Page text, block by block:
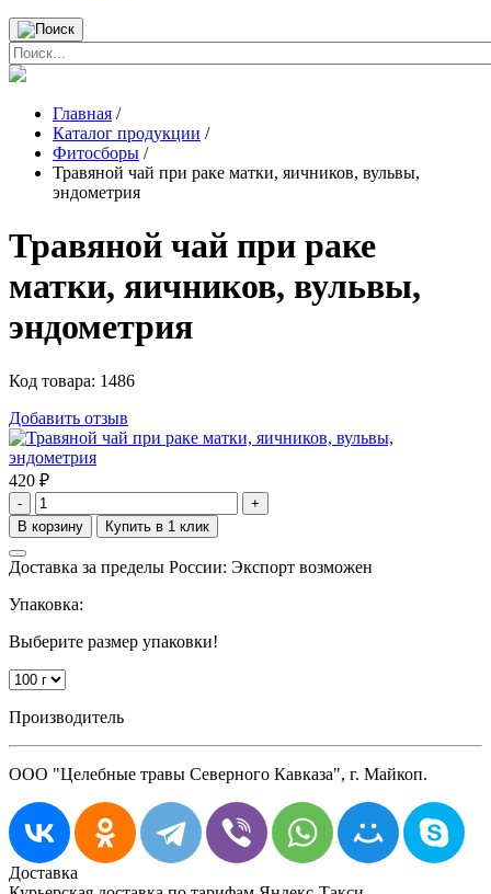
Главная /
Каталог продукции /
Фитосборы /
Травяной чай при раке матки, яичников, вульвы,
эндометрия
Травяной чай при раке
матки, яичников, вульвы,
эндометрия
Код товара: 1486
Добавить отзыв
420 ₽
- +
Доставка за пределы России: Экспорт возможен
Упаковка:
Выберите размер упаковки!
Производитель
ООО "Целебные травы Северного Кавказа", г. Майкоп.
Доставка